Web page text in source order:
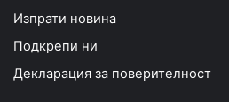
Изпрати новина
Подкрепи ни
Декларация за поверителност